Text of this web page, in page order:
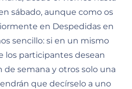
sábado, aunque como os
en Despedidas en
sencillo: si en un mismo
los participantes desean
semana y otros solo una
que decírselo a uno